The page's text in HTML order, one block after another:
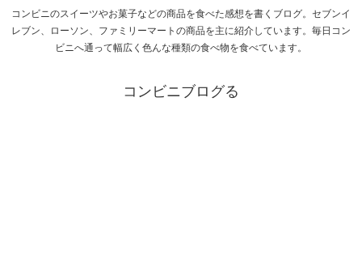
コンビニのスイーツやお菓子などの商品を食べた感想を書くブログ。セブンイ
レブン、ローソン、ファミリーマートの商品を主に紹介しています。毎日コン
ビニへ通って幅広く色んな種類の食べ物を食べています。
コンビニブログる